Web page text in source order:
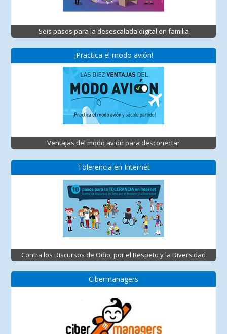
Seis pasos para la desescalada digital en familia
¡Practica el modo avión!
Ventajas del modo avión para desconectar
Tolerencia en Internet
Contra los Discursos de Odio, por el Respeto y la Diversidad
Cibermanagers